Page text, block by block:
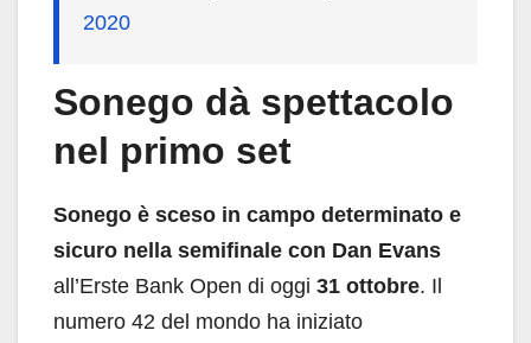
2020
Sonego dà spettacolo
nel primo set
Sonego è sceso in campo determinato e
sicuro nella semifinale con Dan Evans
all’Erste Bank Open di oggi 31 ottobre. Il
numero 42 del mondo ha iniziato